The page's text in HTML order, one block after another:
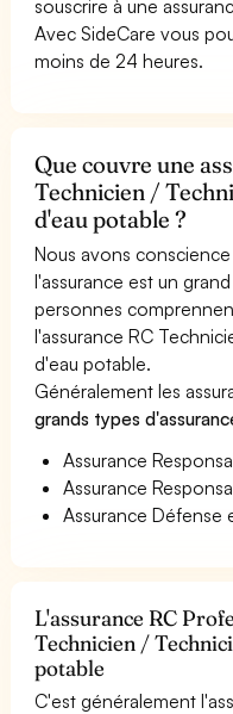
souscrire à une
Avec SideCare vous
moins de 24 heures.
Que couvre une
Technicien /
d'eau potable ?
Nous avons
l'assurance est un
personnes
l'assurance RC
d'eau potable.
Généralement les
grands types
Assurance
Assurance
Assurance Défense
L'assurance RC
Technicien /
potable
C'est généralement